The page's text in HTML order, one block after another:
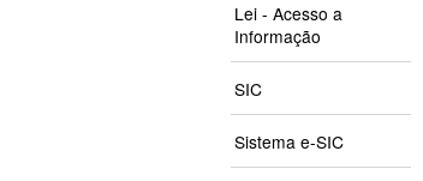
Lei - Acesso a
Informação
SIC
Sistema e-SIC